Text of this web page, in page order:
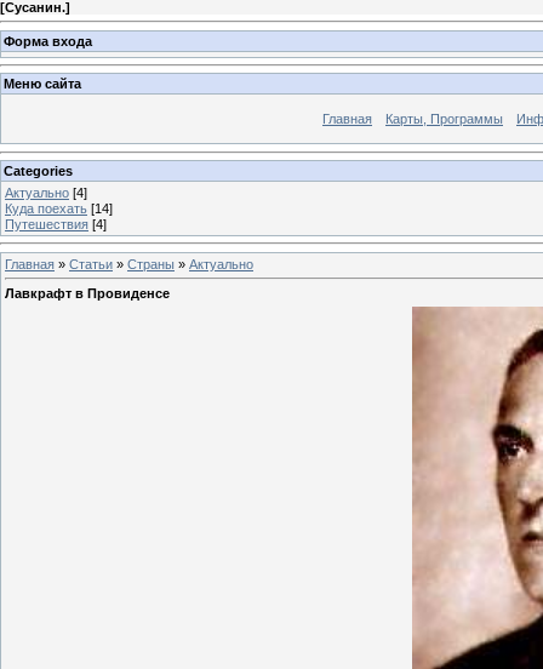
[Сусанин.]
Форма входа
Меню сайта
Главная Карты, Программы
Categories
Актуально [4]
Куда поехать [14]
Путешествия [4]
Главная » Статьи » Страны » Актуально
Лавкрафт в Провиденсе